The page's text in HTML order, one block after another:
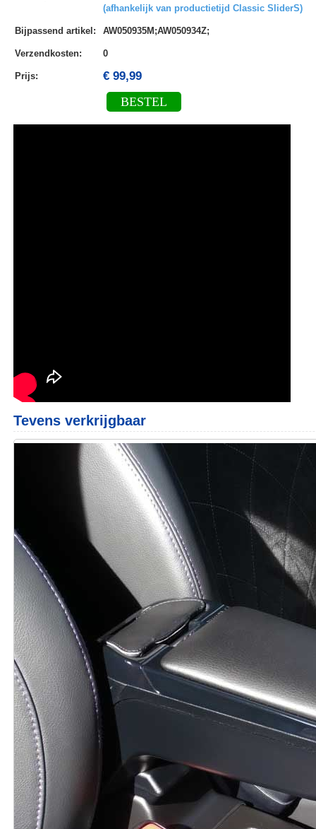
(afhankelijk van productietijd Classic SliderS)
Bijpassend artikel: AW050935M;AW050934Z;
Verzendkosten: 0
Prijs: € 99,99
BESTEL
Tevens verkrijgbaar